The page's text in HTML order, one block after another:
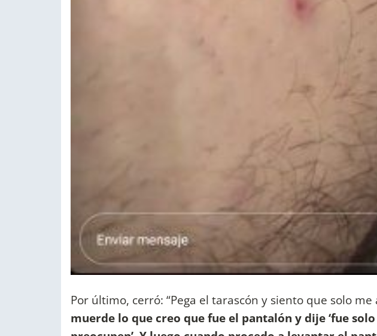
Por último, cerró: “Pega el tarascón y siento que solo
muerde lo que creo que fue el pantalón y dije ‘fue